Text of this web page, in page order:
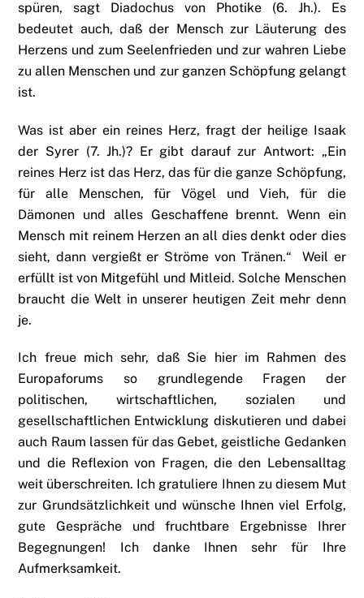
spüren, sagt Diadochus von Photike (6. Jh.). Es
bedeutet auch, daß der Mensch zur Läuterung des
Herzens und zum Seelenfrieden und zur wahren Liebe
zu allen Menschen und zur ganzen Schöpfung gelangt
ist.
Was ist aber ein reines Herz, fragt der heilige Isaak
der Syrer (7. Jh.)? Er gibt darauf zur Antwort: „Ein
reines Herz ist das Herz, das für die ganze Schöpfung,
für alle Menschen, für Vögel und Vieh, für die
Dämonen und alles Geschaffene brennt. Wenn ein
Mensch mit reinem Herzen an all dies denkt oder dies
sieht, dann vergießt er Ströme von Tränen.“ Weil er
erfüllt ist von Mitgefühl und Mitleid. Solche Menschen
braucht die Welt in unserer heutigen Zeit mehr denn
je.
Ich freue mich sehr, daß Sie hier im Rahmen des
Europaforums so grundlegende Fragen der
politischen, wirtschaftlichen, sozialen und
gesellschaftlichen Entwicklung diskutieren und dabei
auch Raum lassen für das Gebet, geistliche Gedanken
und die Reflexion von Fragen, die den Lebensalltag
weit überschreiten. Ich gratuliere Ihnen zu diesem Mut
zur Grundsätzlichkeit und wünsche Ihnen viel Erfolg,
gute Gespräche und fruchtbare Ergebnisse Ihrer
Begegnungen! Ich danke Ihnen sehr für Ihre
Aufmerksamkeit.